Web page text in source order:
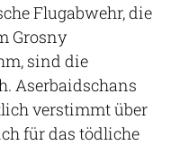
Flugabwehr, die
Grosny
sind die
Aserbaidschans
verstimmt über
für das tödliche